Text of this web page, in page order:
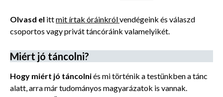
Olvasd el ittmit írtak óráinkrólvendégeink és válaszd
csoportos vagy privát táncóráink valamelyikét.
Miért jó táncolni?
Hogy miért jó táncolniés mi történik a testünkben a tánc
alatt, arra már tudományos magyarázatok is vannak.